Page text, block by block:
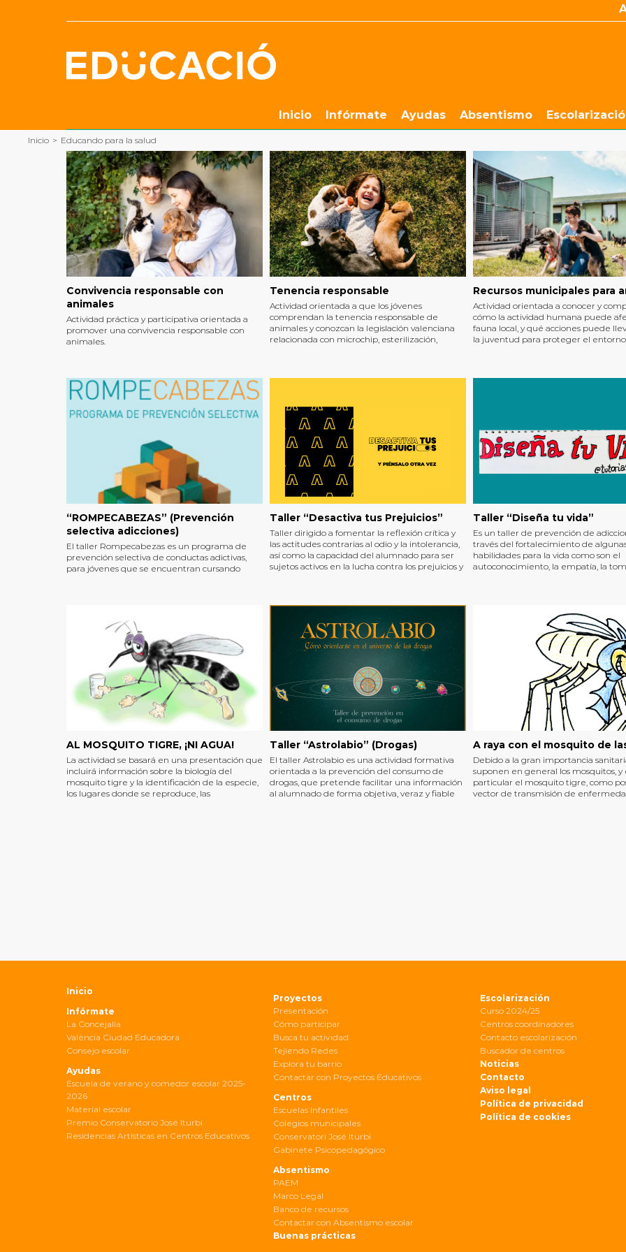
Inicio Infórmate Ayudas Absentismo
Inicio > Educando para la salud
Convivencia responsable con
animales
Actividad práctica y participativa orientada a
promover una convivencia responsable con
animales.
Tenencia responsable
Actividad orientada a que los jóvenes
comprendan la tenencia responsable de
animales y conozcan la legislación valenciana
relacionada con microchip, esterilización,
Recursos municipales para
Actividad orientada a conocer y
cómo la actividad humana puede
fauna local, y qué acciones puede
la juventud para proteger el
“ROMPECABEZAS” (Prevención
selectiva adicciones)
El taller Rompecabezas es un programa de
prevención selectiva de conductas adictivas,
para jóvenes que se encuentran cursando
Taller “Desactiva tus Prejuicios”
Taller dirigido a fomentar la reflexión crítica y
las actitudes contrarias al odio y la intolerancia,
así como la capacidad del alumnado para ser
sujetos activos en la lucha contra los prejuicios y
Taller “Diseña tu vida”
Es un taller de prevención de
través del fortalecimiento de
habilidades para la vida como son el
autoconocimiento, la empatía, la
AL MOSQUITO TIGRE, ¡NI AGUA!
La actividad se basará en una presentación que
incluirá información sobre la biología del
mosquito tigre y la identificación de la especie,
los lugares donde se reproduce, las
Taller “Astrolabio” (Drogas)
El taller Astrolabio es una actividad formativa
orientada a la prevención del consumo de
drogas, que pretende facilitar una información
al alumnado de forma objetiva, veraz y fiable
A raya con el mosquito de
Debido a la gran importancia
suponen en general los mosquitos, y
particular el mosquito tigre, como
vector de transmisión de
Inicio
Infórmate
La Concejalía
València Ciudad Educadora
Consejo escolar
Ayudas
Escuela de verano y comedor escolar 2025-
2026
Material escolar
Premio Conservatorio José Iturbi
Residencias Artísticas en Centros Educativos
Proyectos
Presentación
Cómo participar
Busca tu actividad
Tejiendo Redes
Explora tu barrio
Contactar con Proyectos Educativos
Centros
Escuelas Infantiles
Colegios municipales
Conservatori José Iturbi
Gabinete Psicopedagógico
Absentismo
PAEM
Marco Legal
Banco de recursos
Contactar con Absentismo escolar
Buenas prácticas
Escolarización
Curso 2024/25
Centros coordinadores
Contacto escolarización
Buscador de centros
Noticias
Contacto
Aviso legal
Política de privacidad
Política de cookies